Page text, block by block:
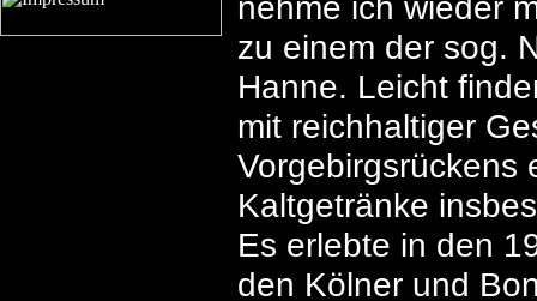
zu einem der sog.
Hanne. Leicht
mit reichhaltiger
Vorgebirgsrückens
Kaltgetränke
Es erlebte in den
den Kölner und